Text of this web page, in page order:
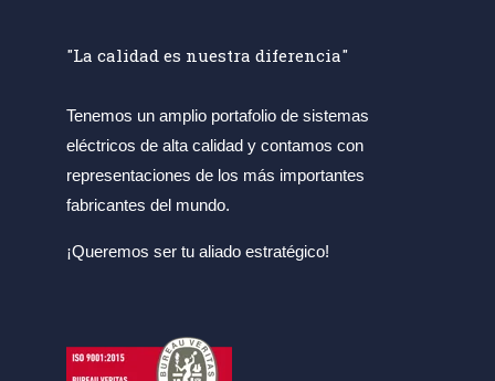
"La calidad es nuestra diferencia"
Tenemos un amplio portafolio de sistemas
eléctricos de alta calidad y contamos con
representaciones de los más importantes
fabricantes del mundo.
¡Queremos ser tu aliado estratégico!